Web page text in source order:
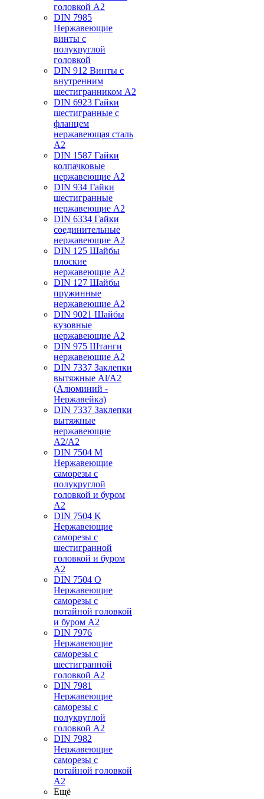
головкой А2
DIN 7985
Нержавеющие
винты с
полукруглой
головкой
DIN 912 Винты с
внутренним
шестигранником А2
DIN 6923 Гайки
шестигранные с
фланцем
нержавеющая сталь
А2
DIN 1587 Гайки
колпачковые
нержавеющие А2
DIN 934 Гайки
шестигранные
нержавеющие А2
DIN 6334 Гайки
соединительные
нержавеющие А2
DIN 125 Шайбы
плоские
нержавеющие А2
DIN 127 Шайбы
пружинные
нержавеющие А2
DIN 9021 Шайбы
кузовные
нержавеющие А2
DIN 975 Штанги
нержавеющие А2
DIN 7337 Заклепки
вытяжные Al/A2
(Алюминий -
Нержавейка)
DIN 7337 Заклепки
вытяжные
нержавеющие
A2/A2
DIN 7504 M
Нержавеющие
саморезы с
полукруглой
головкой и буром
А2
DIN 7504 K
Нержавеющие
саморезы с
шестигранной
головкой и буром
А2
DIN 7504 O
Нержавеющие
саморезы с
потайной головкой
и буром А2
DIN 7976
Нержавеющие
саморезы с
шестигранной
головкой А2
DIN 7981
Нержавеющие
саморезы с
полукруглой
головкой А2
DIN 7982
Нержавеющие
саморезы с
потайной головкой
А2
Ещё